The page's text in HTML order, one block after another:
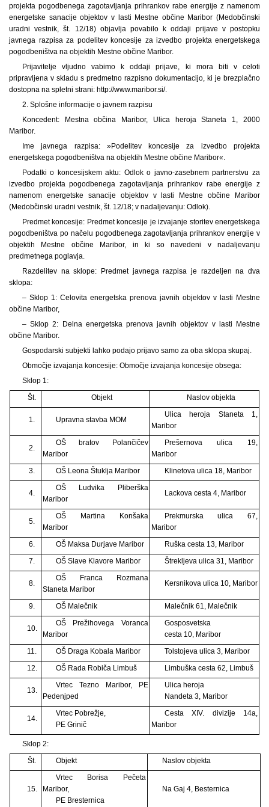
projekta pogodbenega zagotavljanja prihrankov rabe energije z namenom
energetske sanacije objektov v lasti Mestne občine Maribor (Medobčinski
uradni vestnik, št. 12/18) objavlja povabilo k oddaji prijave v postopku
javnega razpisa za podelitev koncesije za izvedbo projekta energetskega
pogodbeništva na objektih Mestne občine Maribor.
Prijavitelje vljudno vabimo k oddaji prijave, ki mora biti v celoti
pripravljena v skladu s predmetno razpisno dokumentacijo, ki je brezplačno
dostopna na spletni strani: http://www.maribor.si/.
2. Splošne informacije o javnem razpisu
Koncedent: Mestna občina Maribor, Ulica heroja Staneta 1, 2000
Maribor.
Ime javnega razpisa: »Podelitev koncesije za izvedbo projekta
energetskega pogodbeništva na objektih Mestne občine Maribor«.
Podatki o koncesijskem aktu: Odlok o javno-zasebnem partnerstvu za
izvedbo projekta pogodbenega zagotavljanja prihrankov rabe energije z
namenom energetske sanacije objektov v lasti Mestne občine Maribor
(Medobčinski uradni vestnik, št. 12/18; v nadaljevanju: Odlok).
Predmet koncesije: Predmet koncesije je izvajanje storitev energetskega
pogodbeništva po načelu pogodbenega zagotavljanja prihrankov energije v
objektih Mestne občine Maribor, in ki so navedeni v nadaljevanju
predmetnega poglavja.
Razdelitev na sklope: Predmet javnega razpisa je razdeljen na dva
sklopa:
– Sklop 1: Celovita energetska prenova javnih objektov v lasti Mestne
občine Maribor,
– Sklop 2: Delna energetska prenova javnih objektov v lasti Mestne
občine Maribor.
Gospodarski subjekti lahko podajo prijavo samo za oba sklopa skupaj.
Območje izvajanja koncesije: Območje izvajanja koncesije obsega:
Sklop 1:
Št.
Objekt Naslov objekta
1. Upravna stavba MOM
Ulica heroja Staneta 1,
Maribor
2.
OŠ bratov Polančičev
Maribor
Prešernova ulica 19,
Maribor
3.
OŠ Leona Štuklja Maribor Klinetova ulica 18, Maribor
4.
OŠ Ludvika Pliberška
Maribor
Lackova cesta 4, Maribor
5.
OŠ Martina Konšaka
Maribor
Prekmurska ulica 67,
Maribor
6.
OŠ Maksa Durjave Maribor
Ruška cesta 13, Maribor
7.
OŠ Slave Klavore Maribor Štrekljeva ulica 31, Maribor
8.
OŠ Franca Rozmana
Staneta Maribor
Kersnikova ulica 10, Maribor
9. OŠ Malečnik Malečnik 61, Malečnik
10.
OŠ Prežihovega Voranca
Maribor
Gosposvetska
cesta 10, Maribor
11.
OŠ Draga Kobala Maribor
Tolstojeva ulica 3, Maribor
12.
OŠ Rada Robiča Limbuš Limbuška cesta 62, Limbuš
13.
Vrtec Tezno Maribor, PE
Pedenjped
Ulica heroja
Nandeta 3, Maribor
14.
Vrtec Pobrežje,
PE Grinič
Cesta XIV. divizije 14a,
Maribor
Sklop 2:
Št.
Objekt Naslov objekta
15.
Vrtec Borisa Pečeta
Maribor,
PE Bresternica
Na Gaj 4, Besternica